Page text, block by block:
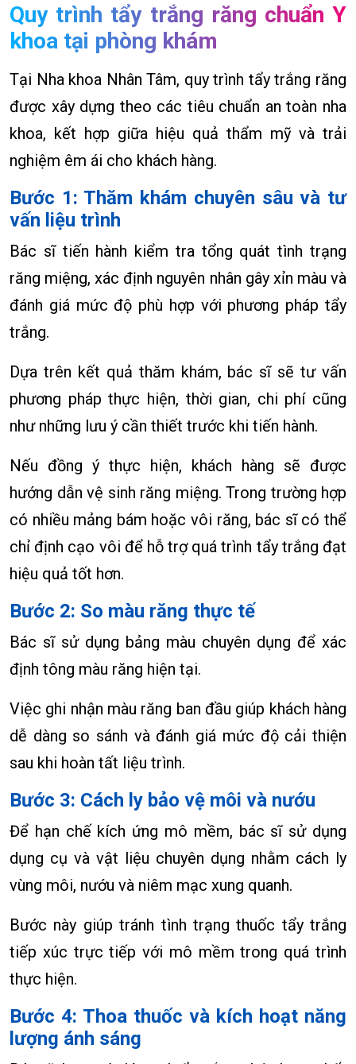
Quy trình tẩy trắng răng chuẩn Y
khoa tại phòng khám
Tại Nha khoa Nhân Tâm, quy trình tẩy trắng răng
được xây dựng theo các tiêu chuẩn an toàn nha
khoa, kết hợp giữa hiệu quả thẩm mỹ và trải
nghiệm êm ái cho khách hàng.
Bước 1: Thăm khám chuyên sâu và tư
vấn liệu trình
Bác sĩ tiến hành kiểm tra tổng quát tình trạng
răng miệng, xác định nguyên nhân gây xỉn màu và
đánh giá mức độ phù hợp với phương pháp tẩy
trắng.
Dựa trên kết quả thăm khám, bác sĩ sẽ tư vấn
phương pháp thực hiện, thời gian, chi phí cũng
như những lưu ý cần thiết trước khi tiến hành.
Nếu đồng ý thực hiện, khách hàng sẽ được
hướng dẫn vệ sinh răng miệng. Trong trường hợp
có nhiều mảng bám hoặc vôi răng, bác sĩ có thể
chỉ định cạo vôi để hỗ trợ quá trình tẩy trắng đạt
hiệu quả tốt hơn.
Bước 2: So màu răng thực tế
Bác sĩ sử dụng bảng màu chuyên dụng để xác
định tông màu răng hiện tại.
Việc ghi nhận màu răng ban đầu giúp khách hàng
dễ dàng so sánh và đánh giá mức độ cải thiện
sau khi hoàn tất liệu trình.
Bước 3: Cách ly bảo vệ môi và nướu
Để hạn chế kích ứng mô mềm, bác sĩ sử dụng
dụng cụ và vật liệu chuyên dụng nhằm cách ly
vùng môi, nướu và niêm mạc xung quanh.
Bước này giúp tránh tình trạng thuốc tẩy trắng
tiếp xúc trực tiếp với mô mềm trong quá trình
thực hiện.
Bước 4: Thoa thuốc và kích hoạt năng
lượng ánh sáng